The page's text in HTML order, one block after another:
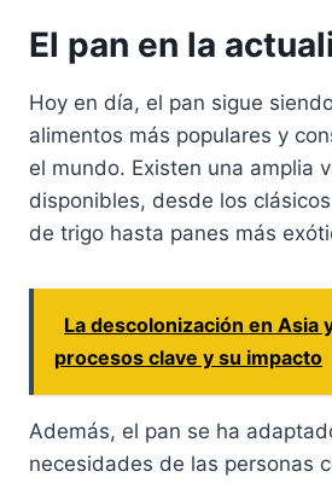
El pan en la
Hoy en día, el pan sigue
alimentos más populares y
el mundo. Existen una amplia
disponibles, desde los
de trigo hasta panes más
La descolonización en Asia
procesos clave y su impacto
Además, el pan se ha
necesidades de las personas